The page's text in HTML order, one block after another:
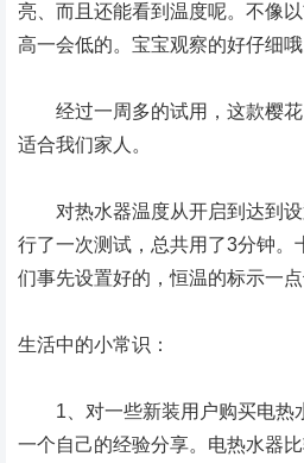
亮、而且还能看到温度呢。不像
高一会低的。宝宝观察的好仔细哦
经过一周多的试用，这款樱花
适合我们家人。
对热水器温度从开启到达到设
行了一次测试，总共用了3分钟。
们事先设置好的，恒温的标示一点
生活中的小常识：
1、对一些新装用户购买电热
一个自己的经验分享。电热水器